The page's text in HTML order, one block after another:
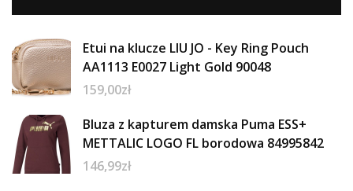
Etui na klucze LIU JO - Key Ring Pouch
AA1113 E0027 Light Gold 90048
159,00zł
Bluza z kapturem damska Puma ESS+
METTALIC LOGO FL borodowa 84995842
146,99zł